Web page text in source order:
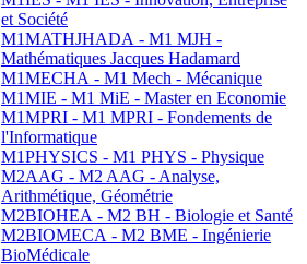
et Société
M1MATHJHADA - M1 MJH -
Mathématiques Jacques Hadamard
M1MECHA - M1 Mech - Mécanique
M1MIE - M1 MiE - Master en Economie
M1MPRI - M1 MPRI - Fondements de
l'Informatique
M1PHYSICS - M1 PHYS - Physique
M2AAG - M2 AAG - Analyse,
Arithmétique, Géométrie
M2BIOHEA - M2 BH - Biologie et Santé
M2BIOMECA - M2 BME - Ingénierie
BioMédicale